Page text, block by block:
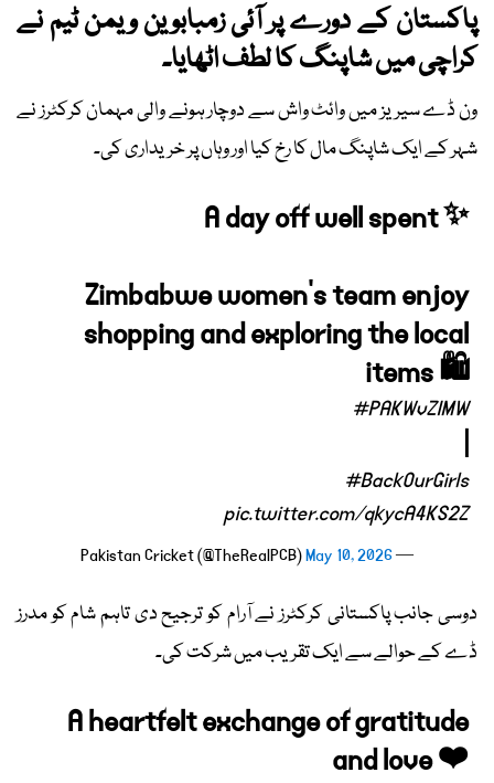
پاکستان کے دورے پر آئی زمبابوین ویمن ٹیم نے
کراچی میں شاپنگ کا لطف اٹھایا۔
ون ڈے سیریز میں وائٹ واش سے دوچار ہونے والی مہمان کرکٹرز نے
شہر کے ایک شاپنگ مال کا رخ کیا اور وہاں پر خریداری کی۔
A day off well spent ✨
Zimbabwe women's team enjoy
shopping and exploring the local
items 🛍️
#PAKWvZIMW
#BackOurGirls
pic.twitter.com/qkycA4KS2Z
— Pakistan Cricket (@TheRealPCB)
May 10, 2026
دوسی جانب پاکستانی کرکٹرز نے آرام کو ترجیح دی تاہم شام کو مدرز
ڈے کے حوالے سے ایک تقریب میں شرکت کی۔
A heartfelt exchange of gratitude
and love ❤️